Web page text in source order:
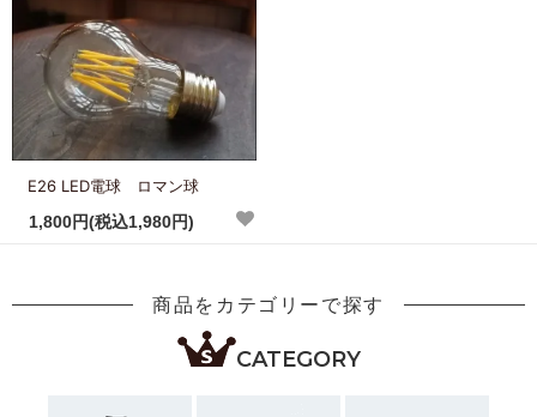
E26 LED電球 ロマン球
1,800円(税込1,980円)
商品をカテゴリーで探す
CATEGORY